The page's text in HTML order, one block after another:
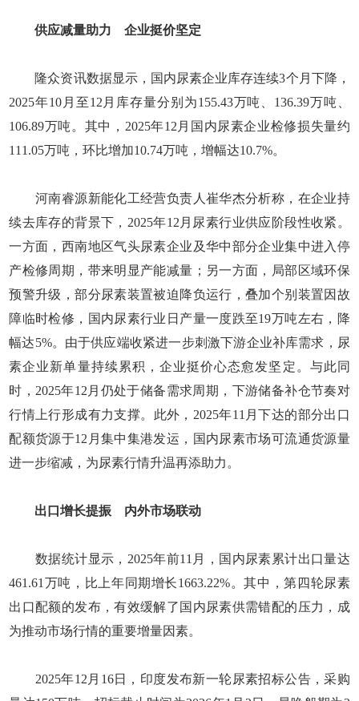
供应减量助力 企业挺价坚定
隆众资讯数据显示，国内尿素企业库存连续3个月下降，
2025年10月至12月库存量分别为155.43万吨、136.39万吨、
106.89万吨。其中，2025年12月国内尿素企业检修损失量约
111.05万吨，环比增加10.74万吨，增幅达10.7%。
河南睿源新能化工经营负责人崔华杰分析称，在企业持
续去库存的背景下，2025年12月尿素行业供应阶段性收紧。
一方面，西南地区气头尿素企业及华中部分企业集中进入停
产检修周期，带来明显产能减量；另一方面，局部区域环保
预警升级，部分尿素装置被迫降负运行，叠加个别装置因故
障临时检修，国内尿素行业日产量一度跌至19万吨左右，降
幅达5%。由于供应端收紧进一步刺激下游企业补库需求，尿
素企业新单量持续累积，企业挺价心态愈发坚定。与此同
时，2025年12月仍处于储备需求周期，下游储备补仓节奏对
行情上行形成有力支撑。此外，2025年11月下达的部分出口
配额货源于12月集中集港发运，国内尿素市场可流通货源量
进一步缩减，为尿素行情升温再添助力。
出口增长提振 内外市场联动
数据统计显示，2025年前11月，国内尿素累计出口量达
461.61万吨，比上年同期增长1663.22%。其中，第四轮尿素
出口配额的发布，有效缓解了国内尿素供需错配的压力，成
为推动市场行情的重要增量因素。
2025年12月16日，印度发布新一轮尿素招标公告，采购